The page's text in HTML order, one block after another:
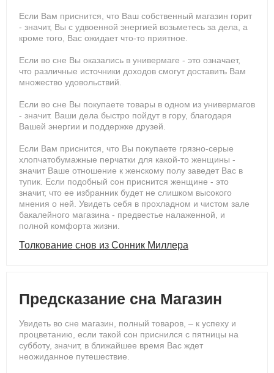
Если Вам приснится, что Ваш собственный магазин горит
- значит, Вы с удвоенной энергией возьметесь за дела, а
кроме того, Вас ожидает что-то приятное.
Если во сне Вы оказались в универмаге - это означает,
что различные источники доходов смогут доставить Вам
множество удовольствий.
Если во сне Вы покупаете товары в одном из универмагов
- значит. Ваши дела быстро пойдут в гору, благодаря
Вашей энергии и поддержке друзей.
Если Вам приснится, что Вы покупаете грязно-серые
хлопчатобумажные перчатки для какой-то женщины -
значит Ваше отношение к женскому полу заведет Вас в
тупик. Если подобный сон приснится женщине - это
значит, что ее избранник будет не слишком высокого
мнения о ней. Увидеть себя в прохладном и чистом зале
бакалейного магазина - предвестье налаженной, и
полной комфорта жизни.
Толкование снов из Сонник Миллера
Предсказание сна Магазин
Увидеть во сне магазин, полный товаров, – к успеху и
процветанию, если такой сон приснился с пятницы на
субботу, значит, в ближайшее время Вас ждет
неожиданное путешествие.